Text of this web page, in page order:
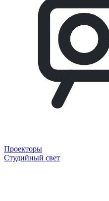
Проекторы
Студийный свет